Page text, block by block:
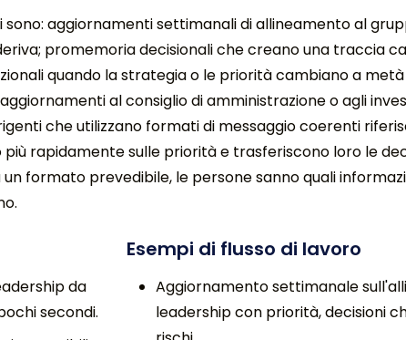
sono: aggiornamenti settimanali di allineamento al
promemoria decisionali che creano una traccia
quando la strategia o le priorità cambiano a metà
al consiglio di amministrazione o agli
che utilizzano formati di messaggio coerenti
rapidamente sulle priorità e trasferiscono loro le
formato prevedibile, le persone sanno quali
da
secondi.
Esempi di flusso di lavoro
Aggiornamento settimanale
leadership con priorità, decisioni